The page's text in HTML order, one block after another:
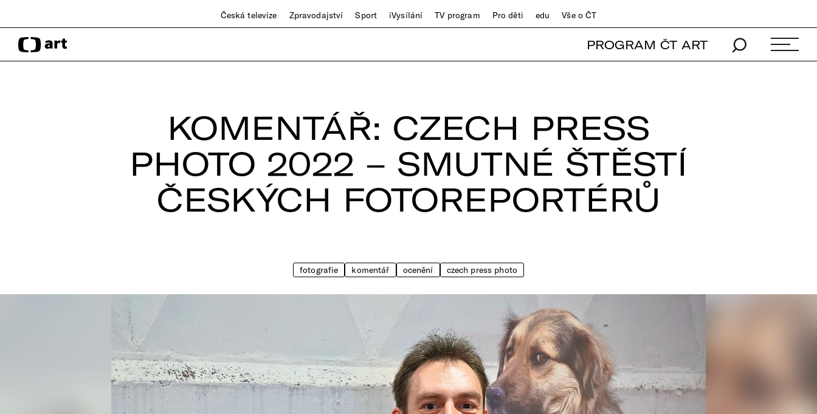
Česká televize Zpravodajství Sport iVysílání TV program Pro děti edu Vše o ČT
PROGRAM ČT ART
KOMENTÁŘ: CZECH PRESS
PHOTO 2022 – SMUTNÉ ŠTĚSTÍ
ČESKÝCH FOTOREPORTÉRŮ
fotografie komentář ocenění czech press photo